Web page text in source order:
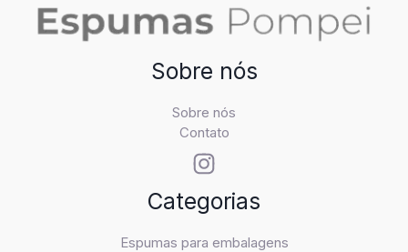
Sobre nós
Sobre nós
Contato
Categorias
Espumas para embalagens